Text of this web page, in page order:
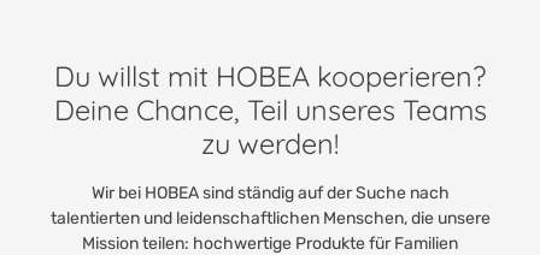
Du willst mit HOBEA kooperieren?
Deine Chance, Teil unseres Teams
zu werden!
Wir bei HOBEA sind ständig auf der Suche nach
talentierten und leidenschaftlichen Menschen, die unsere
Mission teilen: hochwertige Produkte für Familien